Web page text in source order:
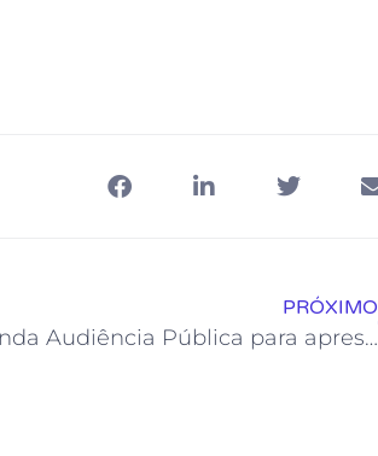
PRÓXIMO
Segunda Audiência Pública para apresentar a Lei Paulo Gustavo será nesta quarta, dia 7